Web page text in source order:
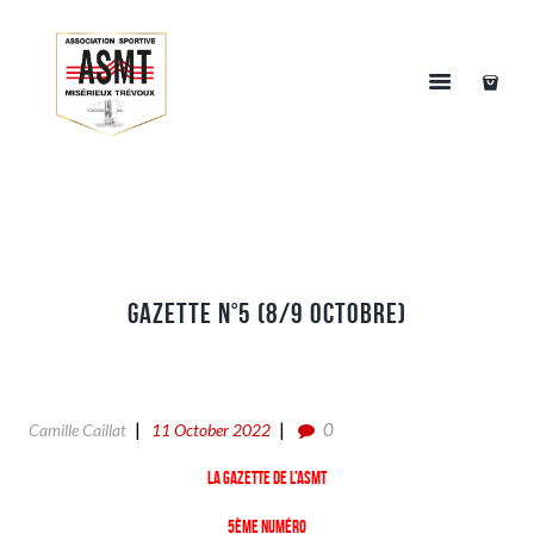
Gazette n°5 (8/9 Octobre)
Camille Caillat 11 October 2022 0
La gazette de l’ASMT
5ème numéro